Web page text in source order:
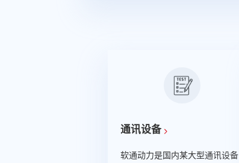
通讯设备
软通动力是国内某大型通讯设备